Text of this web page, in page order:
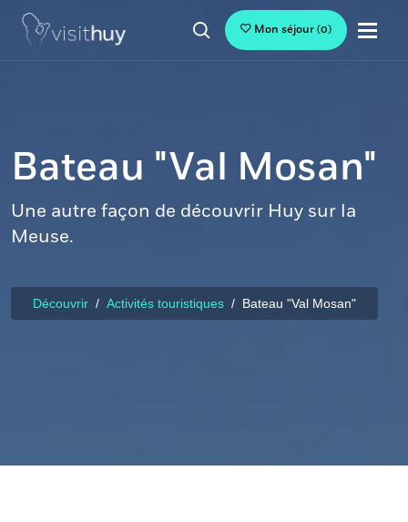
Mon séjour(0)
Bateau "Val Mosan"
Une autre façon de découvrir Huy sur la
Meuse.
Découvrir Activités touristiques Bateau "Val Mosan"